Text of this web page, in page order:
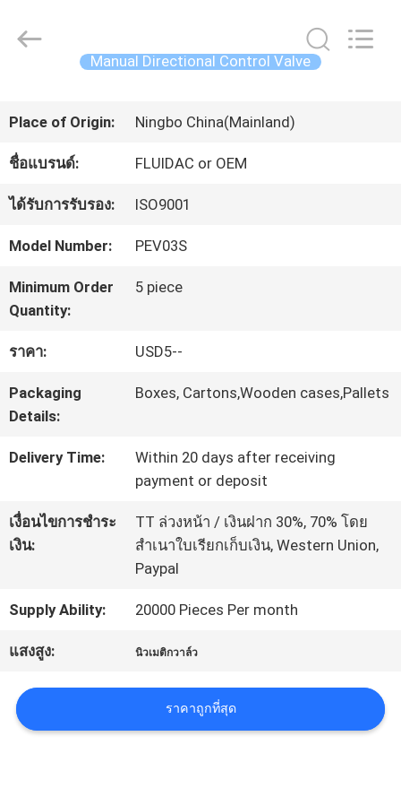
ผลิตภัณฑ์
เกี่ยว
กับ
เรา
ทัวร์
โรงงาน
คุณภาพ
ติดต่อ
เรา
ข่าว
Autoclave
Online
Developed
ECER
Manual Directional Control Valve
Place of Origin: Ningbo China(Mainland)
ชื่อแบรนด์: FLUIDAC or OEM
ได้รับการรับรอง: ISO9001
Model Number: PEV03S
Minimum Order
Quantity:
5 piece
ราคา: USD5--
Packaging
Details:
Boxes, Cartons,Wooden cases,Pallets
Delivery Time:
Within 20 days after receiving
payment or deposit
เงื่อนไขการชำระ
เงิน:
TT ล่วงหน้า / เงินฝาก 30%, 70% โดย
สำเนาใบเรียกเก็บเงิน, Western Union,
Paypal
Supply Ability: 20000 Pieces Per month
แสงสูง: นิวเมติกวาล์ว
ราคาถูกที่สุด